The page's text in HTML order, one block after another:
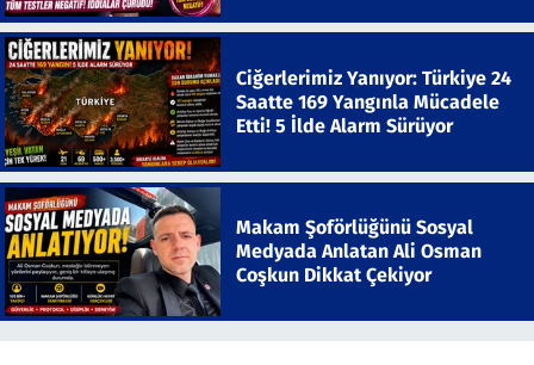
Ciğerlerimiz Yanıyor: Türkiye 24
Saatte 169 Yangınla Mücadele
Etti! 5 İlde Alarm Sürüyor
Makam Şoförlüğünü Sosyal
Medyada Anlatan Ali Osman
Coşkun Dikkat Çekiyor